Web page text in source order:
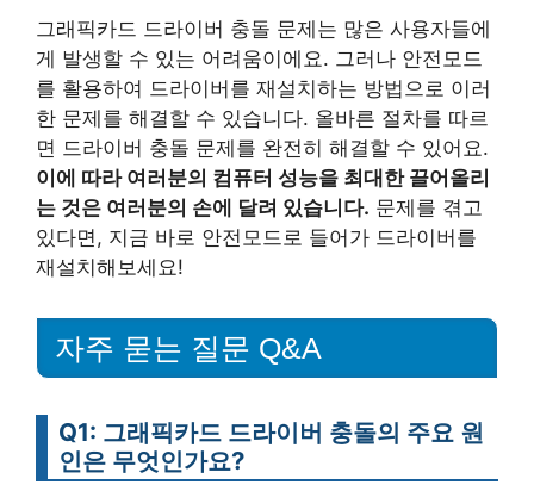
그래픽카드 드라이버 충돌 문제는 많은 사용자들에
게 발생할 수 있는 어려움이에요. 그러나 안전모드
를 활용하여 드라이버를 재설치하는 방법으로 이러
한 문제를 해결할 수 있습니다. 올바른 절차를 따르
면 드라이버 충돌 문제를 완전히 해결할 수 있어요.
이에 따라 여러분의 컴퓨터 성능을 최대한 끌어올리
는 것은 여러분의 손에 달려 있습니다. 문제를 겪고
있다면, 지금 바로 안전모드로 들어가 드라이버를
재설치해보세요!
자주 묻는 질문 Q&A
Q1: 그래픽카드 드라이버 충돌의 주요 원
인은 무엇인가요?